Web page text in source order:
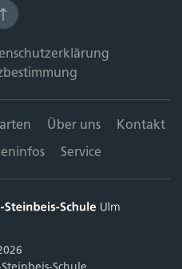
Über uns Kontakt
Service